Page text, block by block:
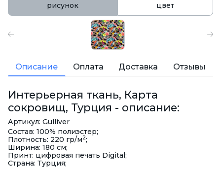
рисунок цвет
Описание Оплата Доставка Отзывы
Интерьерная ткань, Карта
сокровищ, Турция - описание:
Артикул: Gulliver
Состав: 100% полиэстер;
Плотность: 220 гр/м2;
Ширина: 180 см;
Принт: цифровая печать Digital;
Страна: Турция;